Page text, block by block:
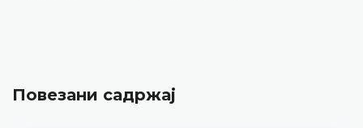
Повезани садржај